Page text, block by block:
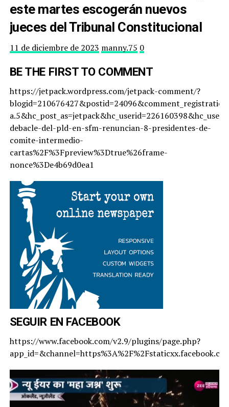
este martes escogerán nuevos
jueces del Tribunal Constitucional
11 de diciembre de 2023 manny.75 0
BE THE FIRST TO COMMENT
https://jetpack.wordpress.com/jetpack-comment/?
debacle-del-pld-en-sfm-renuncian-8-presidentes-de-
comite-intermedio-
cartas%2F%3Fpreview%3Dtrue%26frame-
nonce%3De4b69d0ea1
SEGUIR EN FACEBOOK
https://www.facebook.com/v2.9/plugins/page.php?